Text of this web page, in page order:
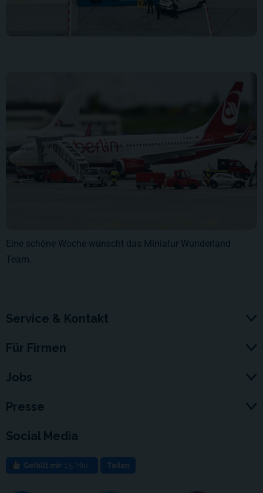
Eine schöne Woche wünscht das Miniatur Wunderland
Team.
Service & Kontakt
Für Firmen
Jobs
Presse
Social Media